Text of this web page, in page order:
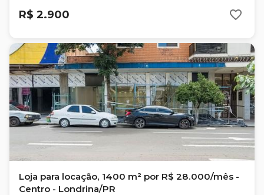
R$ 2.900
Loja para locação, 1400 m² por R$ 28.000/mês -
Centro - Londrina/PR